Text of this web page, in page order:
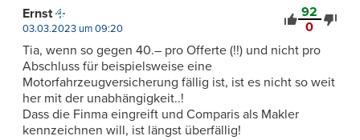
92
0
Ernst
03.03.2023 um 09:20
Tia, wenn so gegen 40.– pro Offerte (!!) und nicht pro
Abschluss für beispielsweise eine
Motorfahrzeugversicherung fällig ist, ist es nicht so weit
her mit der unabhängigkeit..!
Dass die Finma eingreift und Comparis als Makler
kennzeichnen will, ist längst überfällig!